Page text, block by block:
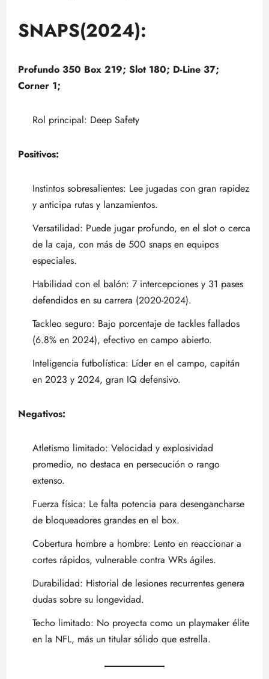
SNAPS(2024):
Profundo 350 Box 219; Slot 180; D-Line 37;
Corner 1;
Rol principal: Deep Safety
Positivos:
Instintos sobresalientes: Lee jugadas con gran rapidez
y anticipa rutas y lanzamientos.
Versatilidad: Puede jugar profundo, en el slot o cerca
de la caja, con más de 500 snaps en equipos
especiales.
Habilidad con el balón: 7 intercepciones y 31 pases
defendidos en su carrera (2020-2024).
Tackleo seguro: Bajo porcentaje de tackles fallados
(6.8% en 2024), efectivo en campo abierto.
Inteligencia futbolística: Líder en el campo, capitán
en 2023 y 2024, gran IQ defensivo.
Negativos:
Atletismo limitado: Velocidad y explosividad
promedio, no destaca en persecución o rango
extenso.
Fuerza física: Le falta potencia para desengancharse
de bloqueadores grandes en el box.
Cobertura hombre a hombre: Lento en reaccionar a
cortes rápidos, vulnerable contra WRs ágiles.
Durabilidad: Historial de lesiones recurrentes genera
dudas sobre su longevidad.
Techo limitado: No proyecta como un playmaker élite
en la NFL, más un titular sólido que estrella.